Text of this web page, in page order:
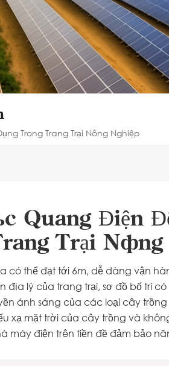
Trong Trang Trại Nông Nghiệp
Quang Điện
Trại Nông
có thể đạt tới 6m, dễ dàng vận
địa lý của trang trại, sơ đồ bố trí
ánh sáng của các loại cây
xạ mặt trời của cây trồng và
máy điện trên tiền đề đảm bảo